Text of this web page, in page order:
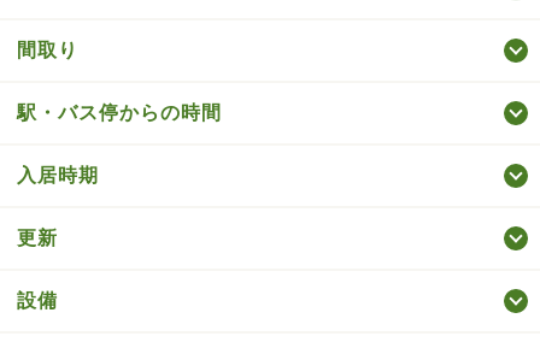
間取り
駅・バス停からの時間
入居時期
更新
設備